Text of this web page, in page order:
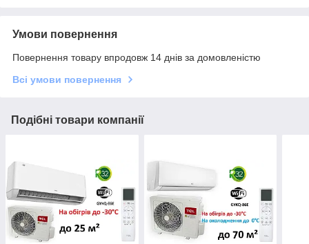
Умови повернення
Повернення товару впродовж 14 днів за домовленістю
Всі умови повернення
Подібні товари компанії